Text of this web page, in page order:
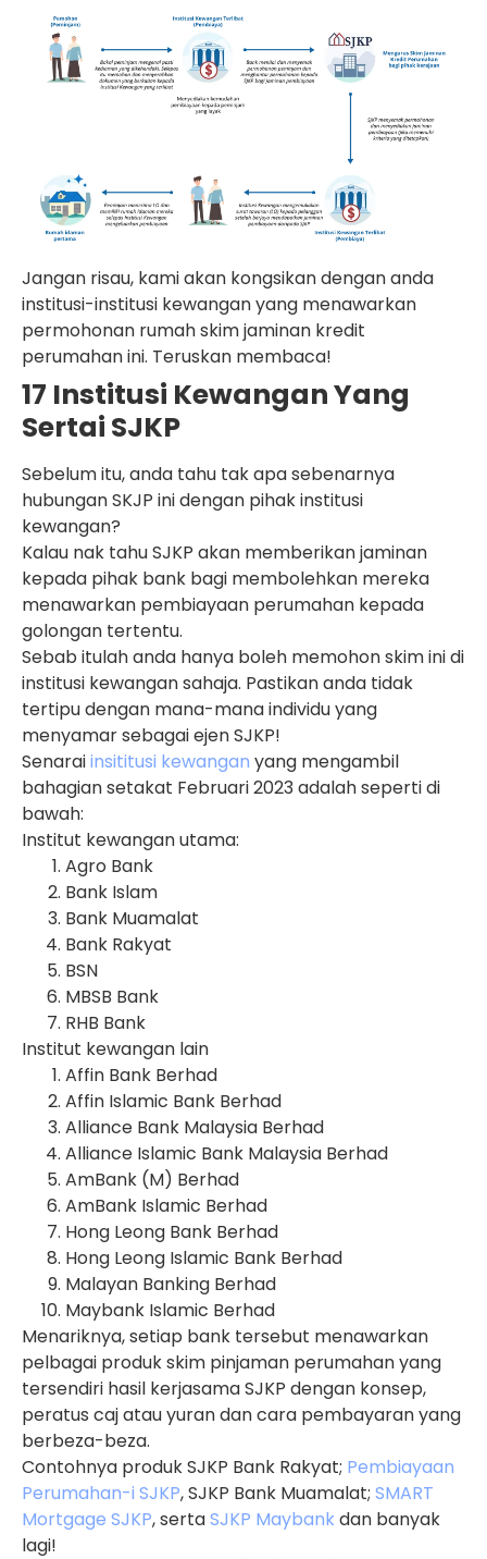
Jangan risau, kami akan kongsikan dengan anda
institusi-institusi kewangan yang menawarkan
permohonan rumah skim jaminan kredit
perumahan ini. Teruskan membaca!
17 Institusi Kewangan Yang
Sertai SJKP
Sebelum itu, anda tahu tak apa sebenarnya
hubungan SKJP ini dengan pihak institusi
kewangan?
Kalau nak tahu SJKP akan memberikan jaminan
kepada pihak bank bagi membolehkan mereka
menawarkan pembiayaan perumahan kepada
golongan tertentu.
Sebab itulah anda hanya boleh memohon skim ini di
institusi kewangan sahaja. Pastikan anda tidak
tertipu dengan mana-mana individu yang
menyamar sebagai ejen SJKP!
Senaraiinsititusi kewangan yang mengambil
bahagian setakat Februari 2023 adalah seperti di
bawah:
Institut kewangan utama:
Agro Bank
Bank Islam
Bank Muamalat
Bank Rakyat
BSN
MBSB Bank
RHB Bank
Institut kewangan lain
Affin Bank Berhad
Affin Islamic Bank Berhad
Alliance Bank Malaysia Berhad
Alliance Islamic Bank Malaysia Berhad
AmBank (M) Berhad
AmBank Islamic Berhad
Hong Leong Bank Berhad
Hong Leong Islamic Bank Berhad
Malayan Banking Berhad
Maybank Islamic Berhad
Menariknya, setiap bank tersebut menawarkan
pelbagai produk skim pinjaman perumahan yang
tersendiri hasil kerjasama SJKP dengan konsep,
peratus caj atau yuran dan cara pembayaran yang
berbeza-beza.
Contohnya produk SJKP Bank Rakyat; Pembiayaan
Perumahan-i SJKP, SJKP Bank Muamalat; SMART
Mortgage SJKP, sertaSJKP Maybankdan banyak
lagi!